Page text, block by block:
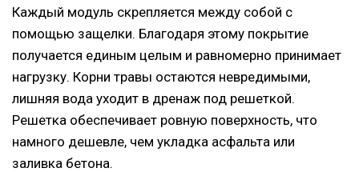
Каждый модуль скрепляется между собой с
помощью защелки. Благодаря этому покрытие
получается единым целым и равномерно принимает
нагрузку. Корни травы остаются невредимыми,
лишняя вода уходит в дренаж под решеткой.
Решетка обеспечивает ровную поверхность, что
намного дешевле, чем укладка асфальта или
заливка бетона.